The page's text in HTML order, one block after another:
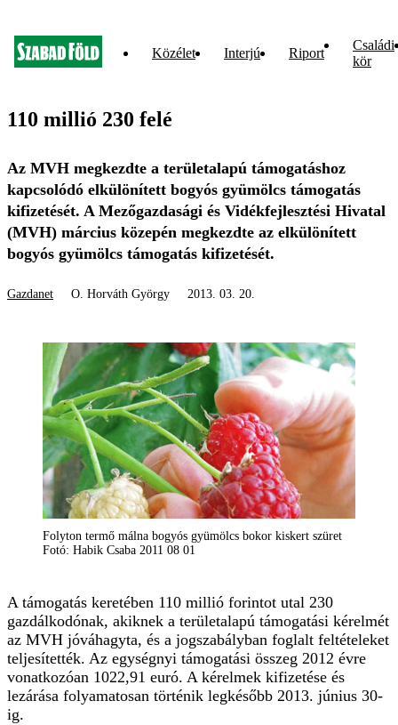
Közélet Interjú Riport
Családi
kör
110 millió 230 felé
Az MVH megkezdte a területalapú támogatáshoz
kapcsolódó elkülönített bogyós gyümölcs támogatás
kifizetését. A Mezőgazdasági és Vidékfejlesztési Hivatal
(MVH) március közepén megkezdte az elkülönített
bogyós gyümölcs támogatás kifizetését.
Gazdanet O. Horváth György 2013. 03. 20.
Folyton termő málna bogyós gyümölcs bokor kiskert szüret
Fotó: Habik Csaba 2011 08 01
A támogatás keretében 110 millió forintot utal 230
gazdálkodónak, akiknek a területalapú támogatási kérelmét
az MVH jóváhagyta, és a jogszabályban foglalt feltételeket
teljesítették. Az egységnyi támogatási összeg 2012 évre
vonatkozóan 1022,91 euró. A kérelmek kifizetése és
lezárása folyamatosan történik legkésőbb 2013. június 30-
ig.